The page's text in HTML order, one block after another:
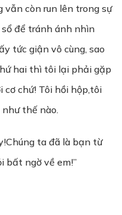
còn run lên trong sự
để tránh ánh nhìn
tức giận vô cùng, sao
hai thì tôi lại phải gặp
chứ! Tôi hồi hộp,tôi
thế nào.
ta đã là bạn từ
bất ngờ về em!”